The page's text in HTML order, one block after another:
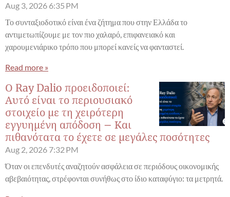
Aug 3, 2026 6:35 PM
Το συνταξιοδοτικό είναι ένα ζήτημα που στην Ελλάδα το
αντιμετωπίζουμε με τον πιο χαλαρό, επιφανειακό και
χαρουμενιάρικο τρόπο που μπορεί κανείς να φανταστεί.
Read more »
Ο Ray Dalio προειδοποιεί:
Αυτό είναι το περιουσιακό
στοιχείο με τη χειρότερη
εγγυημένη απόδοση – Και
πιθανότατα το έχετε σε μεγάλες ποσότητες
Aug 2, 2026 7:32 PM
Όταν οι επενδυτές αναζητούν ασφάλεια σε περιόδους οικονομικής
αβεβαιότητας, στρέφονται συνήθως στο ίδιο καταφύγιο: τα μετρητά.